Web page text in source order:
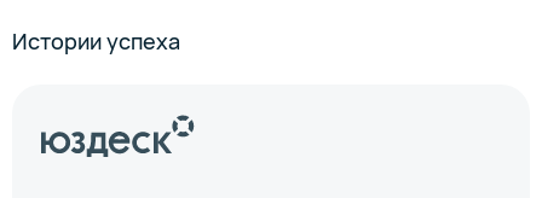
Истории успеха